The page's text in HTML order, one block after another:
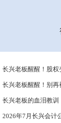
长兴老板醒醒！股
​​2026年7月长兴会计